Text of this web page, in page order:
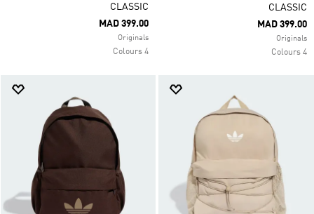
CLASSIC
MAD 399.00
Originals
4 Colours
CLASSIC
MAD 399.00
Originals
4 Colours